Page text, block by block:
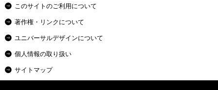
このサイトのご利用について
著作権・リンクについて
ユニバーサルデザインについて
個人情報の取り扱い
サイトマップ